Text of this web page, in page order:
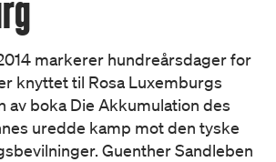
markerer hundreårsdager for
knyttet til Rosa Luxemburgs
av boka Die Akkumulation des
uredde kamp mot den tyske
Guenther Sandleben